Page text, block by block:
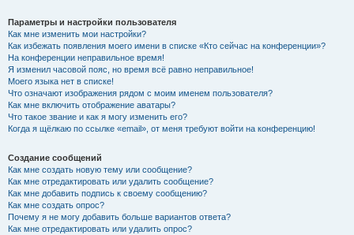
Параметры и настройки пользователя
Как мне изменить мои настройки?
Как избежать появления моего имени в списке «Кто сейчас на конференции»?
На конференции неправильное время!
Я изменил часовой пояс, но время всё равно неправильное!
Моего языка нет в списке!
Что означают изображения рядом с моим именем пользователя?
Как мне включить отображение аватары?
Что такое звание и как я могу изменить его?
Когда я щёлкаю по ссылке «email», от меня требуют войти на конференцию!
Создание сообщений
Как мне создать новую тему или сообщение?
Как мне отредактировать или удалить сообщение?
Как мне добавить подпись к своему сообщению?
Как мне создать опрос?
Почему я не могу добавить больше вариантов ответа?
Как мне отредактировать или удалить опрос?